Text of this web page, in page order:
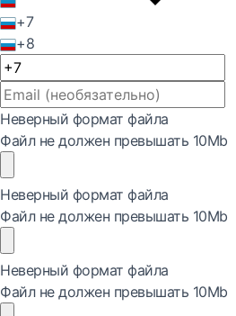
+7
+8
Неверный формат файла
Файл не должен превышать 10Mb
Неверный формат файла
Файл не должен превышать 10Mb
Неверный формат файла
Файл не должен превышать 10Mb